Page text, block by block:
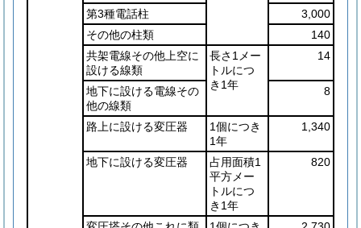
第3種電話柱
3,000
その他の柱類
140
共架電線その他上空に
設ける線類
長さ1メー
トルにつ
き1年
14
地下に設ける電線その
他の線類
8
路上に設ける変圧器
1個につき
1年
1,340
地下に設ける変圧器
占用面積1
平方メー
トルにつ
き1年
820